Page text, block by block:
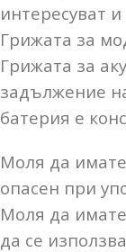
интересуват
Грижата за
Грижата за
задължение
батерия е
Моля да
опасен при
Моля да
да се